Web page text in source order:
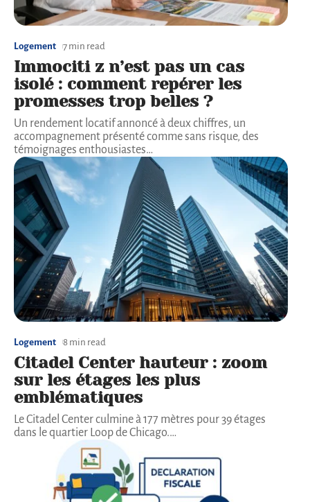
Logement 7 min read
Immociti z n’est pas un cas
isolé : comment repérer les
promesses trop belles ?
Un rendement locatif annoncé à deux chiffres, un
accompagnement présenté comme sans risque, des
témoignages enthousiastes…
Logement 8 min read
Citadel Center hauteur : zoom
sur les étages les plus
emblématiques
Le Citadel Center culmine à 177 mètres pour 39 étages
dans le quartier Loop de Chicago.…